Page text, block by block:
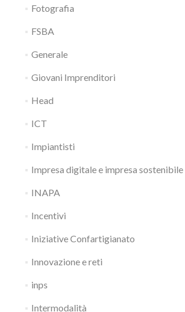
Fotografia
FSBA
Generale
Giovani Imprenditori
Head
ICT
Impiantisti
Impresa digitale e impresa sostenibile
INAPA
Incentivi
Iniziative Confartigianato
Innovazione e reti
inps
Intermodalità